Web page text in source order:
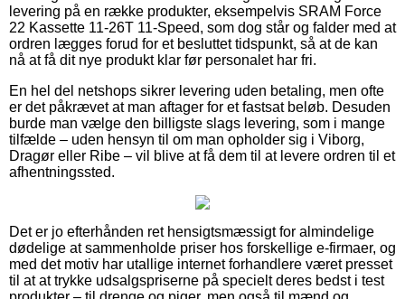
levering på en række produkter, eksempelvis SRAM Force
22 Kassette 11-26T 11-Speed, som dog står og falder med at
ordren lægges forud for et besluttet tidspunkt, så at de kan
nå at få dit nye produkt klar før personalet har fri.
En hel del netshops sikrer levering uden betaling, men ofte
er det påkrævet at man aftager for et fastsat beløb. Desuden
burde man vælge den billigste slags levering, som i mange
tilfælde – uden hensyn til om man opholder sig i Viborg,
Dragør eller Ribe – vil blive at få dem til at levere ordren til et
afhentningssted.
Det er jo efterhånden ret hensigtsmæssigt for almindelige
dødelige at sammenholde priser hos forskellige e-firmaer, og
med det motiv har utallige internet forhandlere været presset
til at at trykke udsalgspriserne på specielt deres bedst i test